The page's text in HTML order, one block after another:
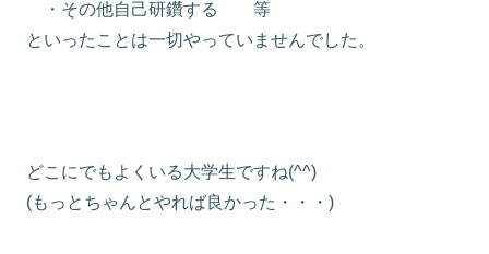
・その他自己研鑽する 等
といったことは一切やっていませんでした。
どこにでもよくいる大学生ですね(^^)
(もっとちゃんとやれば良かった・・・)